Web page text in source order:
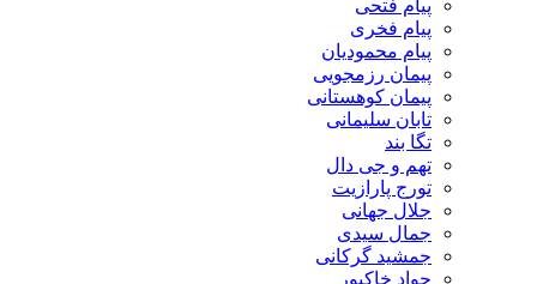
پیام فتحی
پیام فخری
پیام محمودیان
پیمان رزمجویی
پیمان کوهستانی
تابان سلیمانی
تگا بند
تهم و جی دال
تورج پارازیت
جلال جهانی
جمال سیدی
جمشید گرکانی
جواد خاکپور